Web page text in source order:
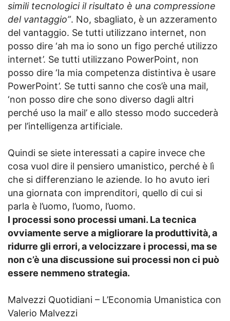
simili tecnologici il risultato è una compressione
del vantaggio”. No, sbagliato, è un azzeramento
del vantaggio. Se tutti utilizzano internet, non
posso dire ‘ah ma io sono un figo perché utilizzo
internet’. Se tutti utilizzano PowerPoint, non
posso dire ‘la mia competenza distintiva è usare
PowerPoint’. Se tutti sanno che cos’è una mail,
‘non posso dire che sono diverso dagli altri
perché uso la mail’ e allo stesso modo succederà
per l’intelligenza artificiale.
Quindi se siete interessati a capire invece che
cosa vuol dire il pensiero umanistico, perché è lì
che si differenziano le aziende. Io ho avuto ieri
una giornata con imprenditori, quello di cui si
parla è l’uomo, l’uomo, l’uomo.
I processi sono processi umani. La tecnica
ovviamente serve a migliorare la produttività, a
ridurre gli errori, a velocizzare i processi, ma se
non c’è una discussione sui processi non ci può
essere nemmeno strategia.
Malvezzi Quotidiani – L’Economia Umanistica con
Valerio Malvezzi